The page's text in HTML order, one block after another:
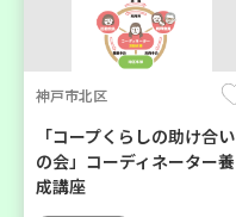
神戸市北区
「コープくらしの助け合い
の会」コーディネーター養
成講座